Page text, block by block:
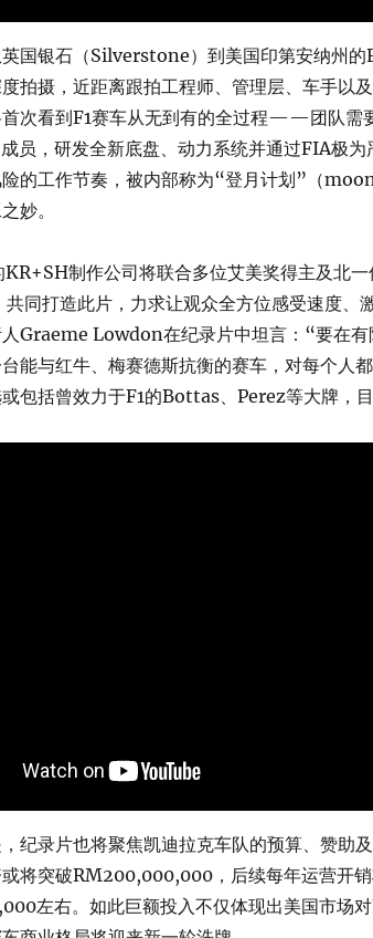
国银石（Silverstone）到美国印第安纳州
拍摄，近距离跟拍工程师、管理层、车手以
次看到F1赛车从无到有的全过程——团队需
员，研发全新底盘、动力系统并通过FIA极为
的工作节奏，被内部称为“登月计划”（
妙。
KR+SH制作公司将联合多位艾美奖得主及北
同打造此片，力求让观众全方位感受速度、
Graeme Lowdon在纪录片中坦言：“要在有
能与红牛、梅赛德斯抗衡的赛车，对每个人
包括曾效力于F1的Bottas、Perez等大牌，目
纪录片也将聚焦凯迪拉克车队的预算、赞助
将突破RM200,000,000，后续每年运营开
左右。如此巨额投入不仅体现出美国市场